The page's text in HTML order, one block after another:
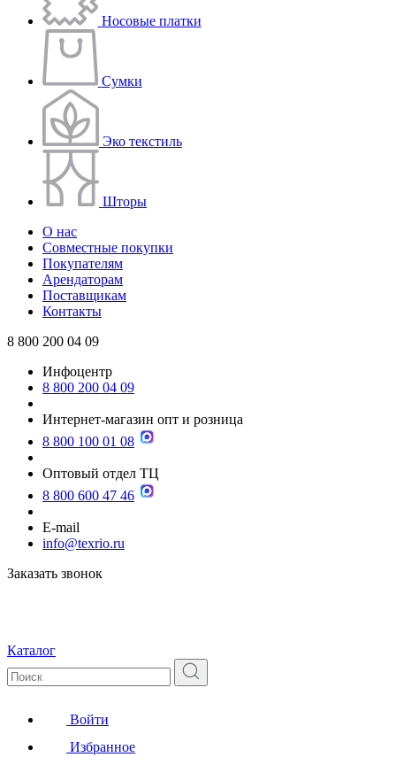
Носовые платки
Сумки
Эко текстиль
Шторы
О нас
Совместные покупки
Покупателям
Арендаторам
Поставщикам
Контакты
8 800 200 04 09
Инфоцентр
8 800 200 04 09
Интернет-магазин опт и розница
8 800 100 01 08
Оптовый отдел ТЦ
8 800 600 47 46
E-mail
info@texrio.ru
Заказать звонок
Каталог
Войти
Избранное